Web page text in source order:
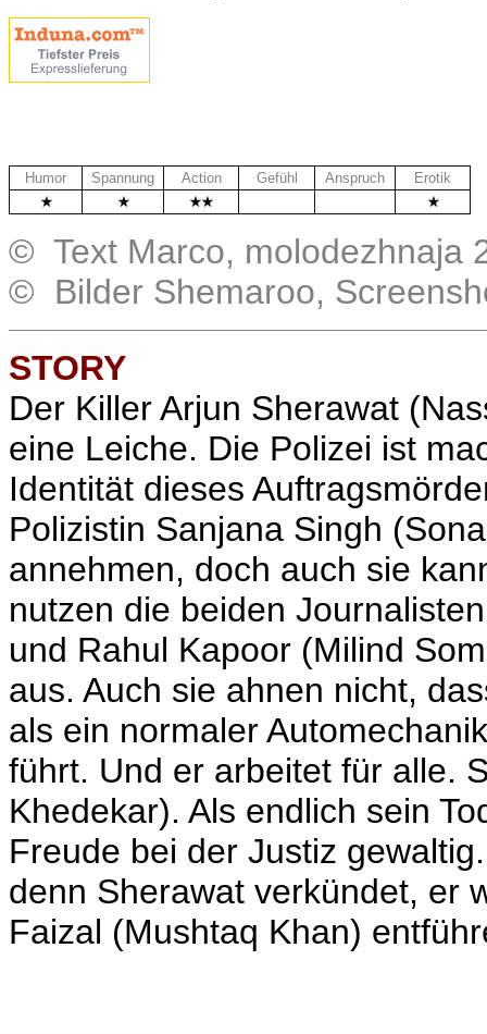
Humor Spannung Action Gefühl Anspruch
Erotik
© Text Marco, molodezhnaja
© Bilder Shemaroo,
STORY
Der Killer Arjun Sherawat
eine Leiche. Die Polizei ist
Identität dieses
Polizistin Sanjana Singh
annehmen, doch auch sie
nutzen die beiden
und Rahul Kapoor (Milind
aus. Auch sie ahnen nicht,
als ein normaler
führt. Und er arbeitet für alle.
Khedekar). Als endlich sein
Freude bei der Justiz
denn Sherawat verkündet, er
Faizal (Mushtaq Khan)